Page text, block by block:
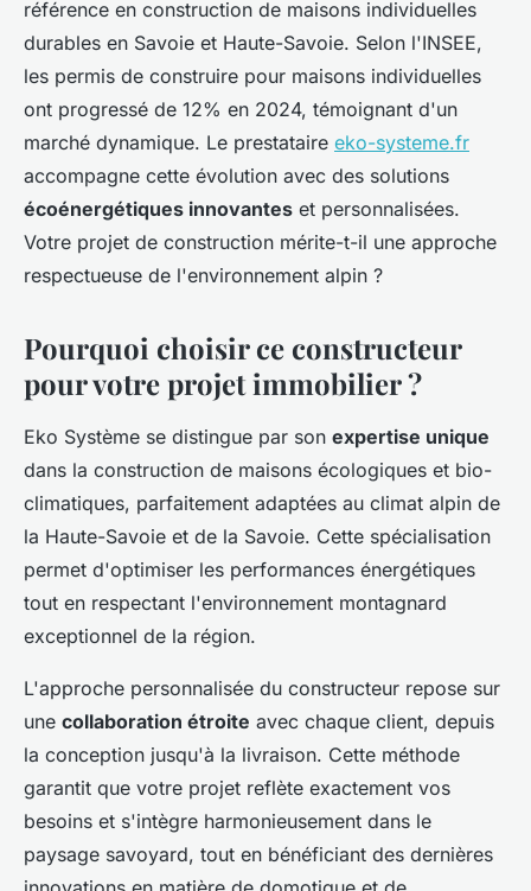
référence en construction de maisons individuelles
durables en Savoie et Haute-Savoie. Selon l'INSEE,
les permis de construire pour maisons individuelles
ont progressé de 12% en 2024, témoignant d'un
marché dynamique. Le prestataire eko-systeme.fr
accompagne cette évolution avec des solutions
écoénergétiques innovantes et personnalisées.
Votre projet de construction mérite-t-il une approche
respectueuse de l'environnement alpin ?
Pourquoi choisir ce constructeur
pour votre projet immobilier ?
Eko Système se distingue par son expertise unique
dans la construction de maisons écologiques et bio-
climatiques, parfaitement adaptées au climat alpin de
la Haute-Savoie et de la Savoie. Cette spécialisation
permet d'optimiser les performances énergétiques
tout en respectant l'environnement montagnard
exceptionnel de la région.
L'approche personnalisée du constructeur repose sur
une collaboration étroite avec chaque client, depuis
la conception jusqu'à la livraison. Cette méthode
garantit que votre projet reflète exactement vos
besoins et s'intègre harmonieusement dans le
paysage savoyard, tout en bénéficiant des dernières